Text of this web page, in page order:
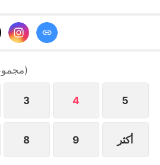
يرفض إخوتها الثلاثة قبولها
ممكنة وقررت كيان، التي تعرضت
)
3 4 5
8 9 أكثر